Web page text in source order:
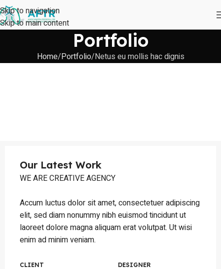
Skip to navigation
Skip to main content
Portfolio
Home Portfolio Netus eu mollis hac dignis
Our Latest Work
WE ARE CREATIVE AGENCY
Accum luctus dolor sit amet, consectetuer adipiscing
elit, sed diam nonummy nibh euismod tincidunt ut
laoreet dolore magna aliquam erat volutpat. Ut wisi
enim ad minim veniam.
CLIENT DESIGNER